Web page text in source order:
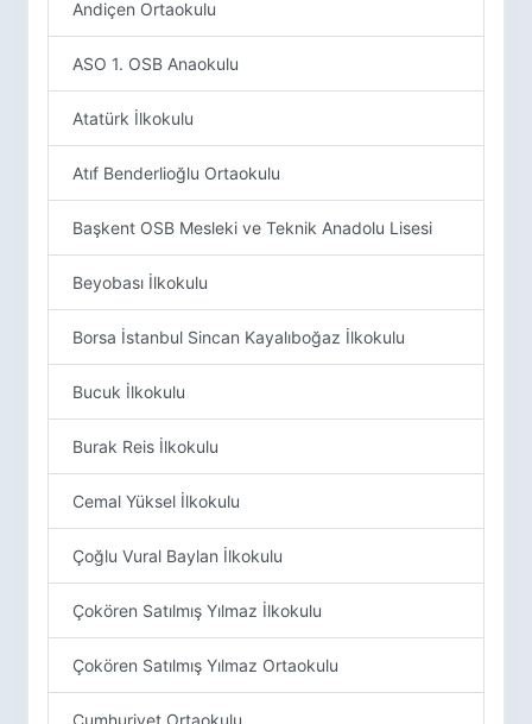
Andiçen Ortaokulu
ASO 1. OSB Anaokulu
Atatürk İlkokulu
Atıf Benderlioğlu Ortaokulu
Başkent OSB Mesleki ve Teknik Anadolu Lisesi
Beyobası İlkokulu
Borsa İstanbul Sincan Kayalıboğaz İlkokulu
Bucuk İlkokulu
Burak Reis İlkokulu
Cemal Yüksel İlkokulu
Çoğlu Vural Baylan İlkokulu
Çokören Satılmış Yılmaz İlkokulu
Çokören Satılmış Yılmaz Ortaokulu
Cumhuriyet Ortaokulu